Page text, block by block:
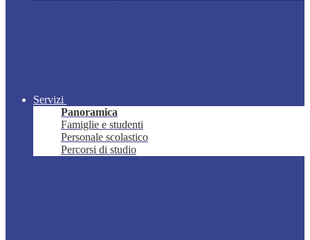
Servizi
Panoramica
Famiglie e studenti
Personale scolastico
Percorsi di studio